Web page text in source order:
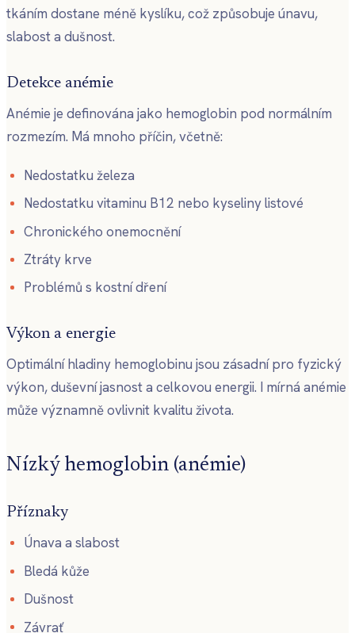
tkáním dostane méně kyslíku, což způsobuje únavu,
slabost a dušnost.
Detekce anémie
Anémie je definována jako hemoglobin pod normálním
rozmezím. Má mnoho příčin, včetně:
Nedostatku železa
Nedostatku vitaminu B12 nebo kyseliny listové
Chronického onemocnění
Ztráty krve
Problémů s kostní dření
Výkon a energie
Optimální hladiny hemoglobinu jsou zásadní pro fyzický
výkon, duševní jasnost a celkovou energii. I mírná anémie
může významně ovlivnit kvalitu života.
Nízký hemoglobin (anémie)
Příznaky
Únava a slabost
Bledá kůže
Dušnost
Závrať